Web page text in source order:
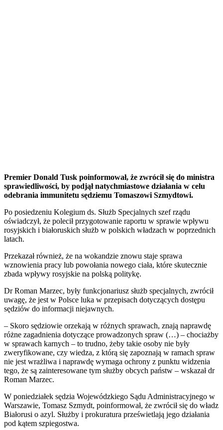
Premier Donald Tusk poinformował, że zwrócił się do ministra
sprawiedliwości, by podjął natychmiastowe działania w celu
odebrania immunitetu sędziemu Tomaszowi Szmydtowi.
Po posiedzeniu Kolegium ds. Służb Specjalnych szef rządu
oświadczył, że polecił przygotowanie raportu w sprawie wpływu
rosyjskich i białoruskich służb w polskich władzach w poprzednich
latach.
Przekazał również, że na wokandzie znowu staje sprawa
wznowienia pracy lub powołania nowego ciała, które skutecznie
zbada wpływy rosyjskie na polską politykę.
Dr Roman Marzec, były funkcjonariusz służb specjalnych, zwrócił
uwagę, że jest w Polsce luka w przepisach dotyczących dostępu
sędziów do informacji niejawnych.
– Skoro sędziowie orzekają w różnych sprawach, znają naprawdę
różne zagadnienia dotyczące prowadzonych spraw (…) ­– chociażby
w sprawach karnych – to trudno, żeby takie osoby nie były
zweryfikowane, czy wiedza, z którą się zapoznają w ramach spraw
nie jest wrażliwa i naprawdę wymaga ochrony z punktu widzenia
tego, że są zainteresowane tym służby obcych państw – wskazał dr
Roman Marzec.
W poniedziałek sędzia Wojewódzkiego Sądu Administracyjnego w
Warszawie, Tomasz Szmydt, poinformował, że zwrócił się do władz
Białorusi o azyl. Służby i prokuratura prześwietlają jego działania
pod kątem szpiegostwa.